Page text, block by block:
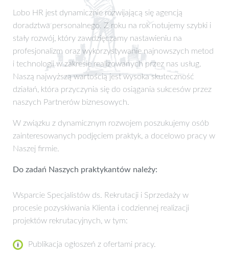
Lobo HR jest dynamicznie rozwijającą się agencją
doradztwa personalnego. Z roku na rok notujemy szybki i
stały rozwój, który zawdzięczamy nastawieniu na
profesjonalizm oraz wykorzystywanie najnowszych metod
i technologii w zakresie realizowanych przez nas usług.
Naszą najwyższą wartością jest wysoka skuteczność
działań, która przyczynia się do osiągania sukcesów przez
naszych Partnerów biznesowych.
W związku z dynamicznym rozwojem poszukujemy osób
zainteresowanych podjęciem praktyk, a docelowo pracy w
Naszej firmie.
Do zadań Naszych praktykantów należy:
Wsparcie Specjalistów ds. Rekrutacji i Sprzedaży w
procesie pozyskiwania Klienta i codziennej realizacji
projektów rekrutacyjnych, w tym:
Publikacja ogłoszeń z ofertami pracy.